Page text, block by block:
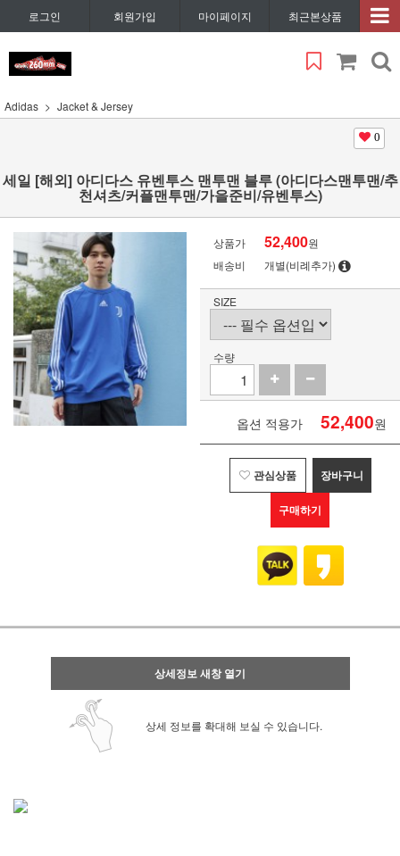
로그인 회원가입 마이페이지 최근본상품
Adidas Jacket & Jersey
0
세일 [해외] 아디다스 유벤투스 맨투맨 블루 (아디다스맨투맨/추
천셔츠/커플맨투맨/가을준비/유벤투스)
상품가 52,400원
배송비
개별(비례추가)
SIZE
수량
옵션 적용가 52,400원
관심상품 장바구니
구매하기
상세정보 새창 열기
상세 정보를 확대해 보실 수 있습니다.